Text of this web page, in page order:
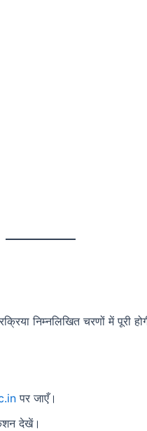
निम्नलिखित चरणों में पूरी
पर जाएँ।
देखें।